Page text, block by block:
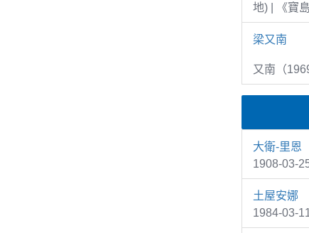
地) | 《寶
梁又南
又南（
大衛-里恩
1908-03-
土屋安娜
1984-03-